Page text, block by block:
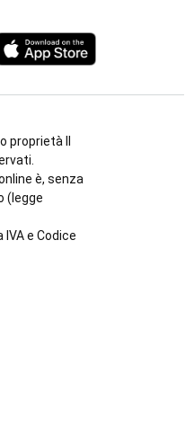
proprietà Il
è, senza
(legge
IVA e Codice